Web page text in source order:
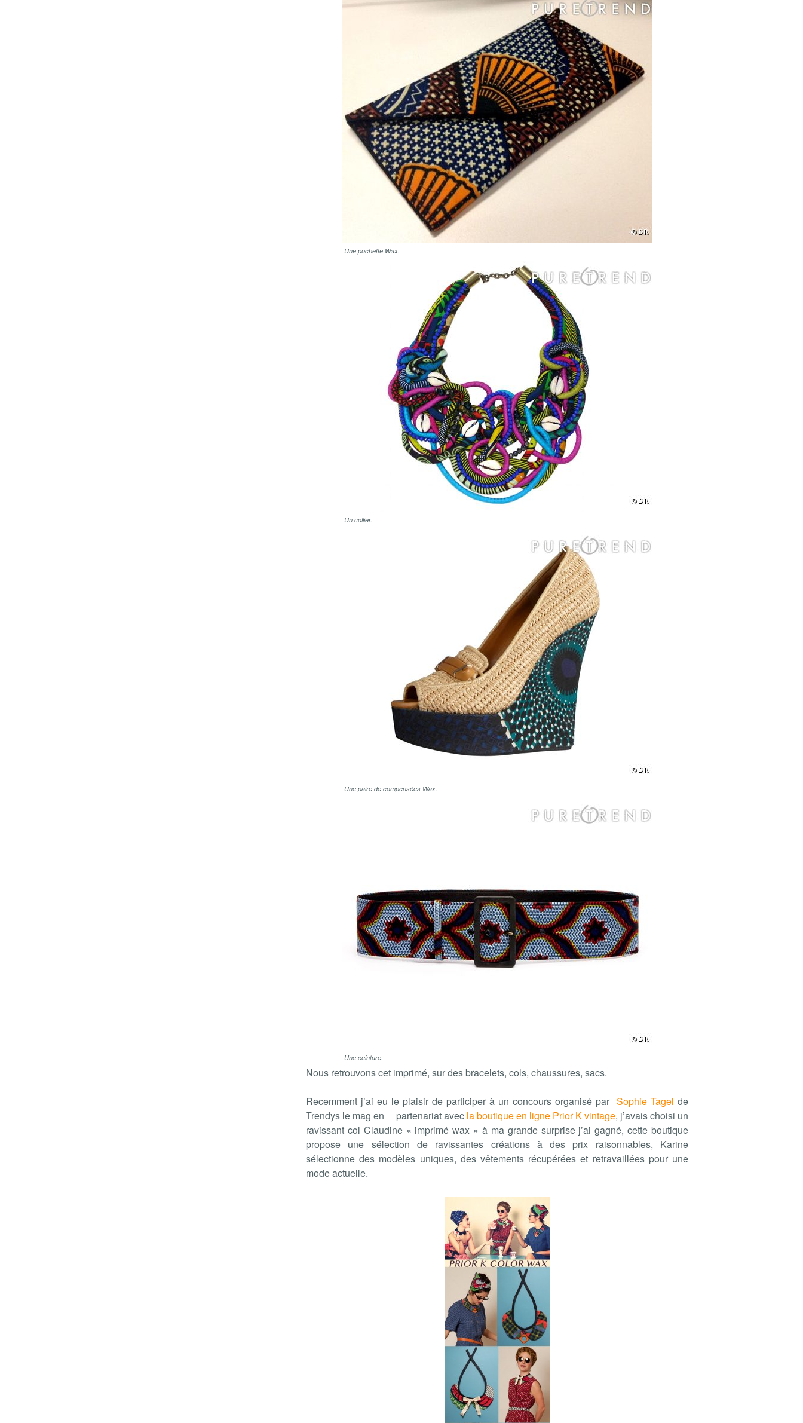
Une pochette Wax.
Un collier.
Une paire de compensées Wax.
Une ceinture.
Nous retrouvons cet imprimé, sur des bracelets, cols, chaussures, sacs.
Recemment j’ai eu le plaisir de participer à un concours organisé par Sophie Tagel de
Trendys le mag en partenariat avec la boutique en ligne Prior K vintage, j’avais choisi un
ravissant col Claudine « imprimé wax » à ma grande surprise j’ai gagné, cette boutique
propose une sélection de ravissantes créations à des prix raisonnables, Karine
sélectionne des modèles uniques, des vêtements récupérées et retravaillées pour une
mode actuelle.